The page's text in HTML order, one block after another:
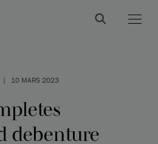
| 10 MARS 2023
debenture